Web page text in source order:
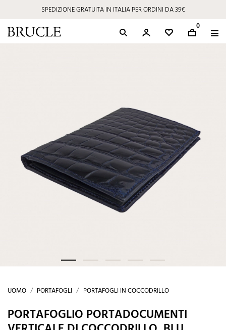
SPEDIZIONE GRATUITA IN ITALIA PER ORDINI DA 39€
0
UOMO PORTAFOGLI PORTAFOGLI IN COCCODRILLO
PORTAFOGLIO PORTADOCUMENTI